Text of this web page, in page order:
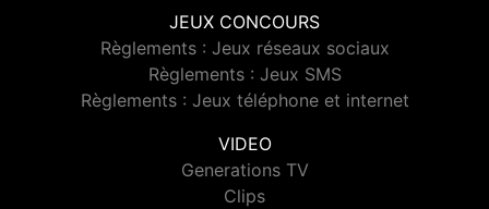
JEUX CONCOURS
Règlements : Jeux réseaux sociaux
Règlements : Jeux SMS
Règlements : Jeux téléphone et internet
VIDEO
Generations TV
Clips